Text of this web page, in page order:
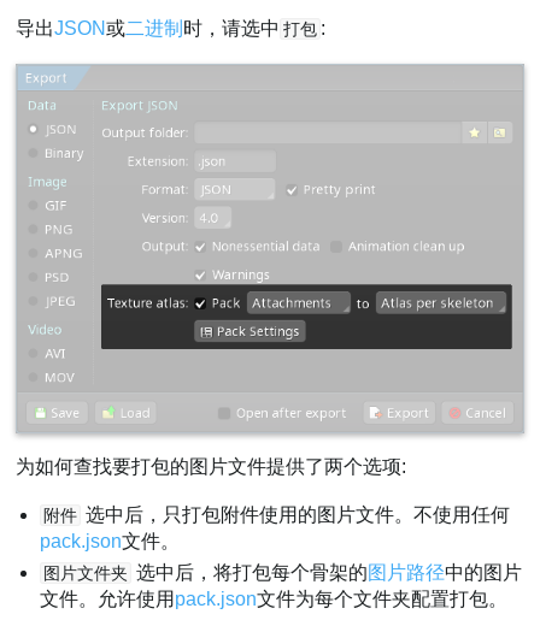
导出JSON或二进制 时，请选中 打包 :
为如何查找要打包的图片文件提供了两个选项:
附件 选中后，只打包附件使用的图片文件。不使用任何
pack.json文件。
图片文件夹 选中后，将打包每个骨架的图片路径中的图片
文件。允许使用 pack.json文件为每个文件夹配置打包。